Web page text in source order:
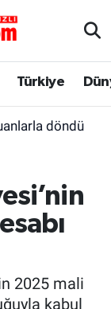
Türkiye
döndü
2025 mali
kabul